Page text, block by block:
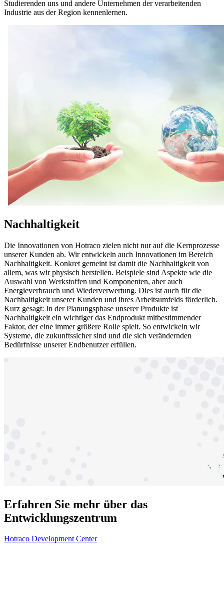
Studierenden uns und andere Unternehmen der verarbeitenden
Industrie aus der Region kennenlernen.
Nachhaltigkeit
Die Innovationen von Hotraco zielen nicht nur auf die Kernprozesse
unserer Kunden ab. Wir entwickeln auch Innovationen im Bereich
Nachhaltigkeit. Konkret gemeint ist damit die Nachhaltigkeit von
allem, was wir physisch herstellen. Beispiele sind Aspekte wie die
Auswahl von Werkstoffen und Komponenten, aber auch
Energieverbrauch und Wiederverwertung. Dies ist auch für die
Nachhaltigkeit unserer Kunden und ihres Arbeitsumfelds förderlich.
Kurz gesagt: In der Planungsphase unserer Produkte ist
Nachhaltigkeit ein wichtiger das Endprodukt mitbestimmender
Faktor, der eine immer größere Rolle spielt. So entwickeln wir
Systeme, die zukunftssicher sind und die sich verändernden
Bedürfnisse unserer Endbenutzer erfüllen.
Erfahren Sie mehr über das
Entwicklungszentrum
Hotraco Development Center